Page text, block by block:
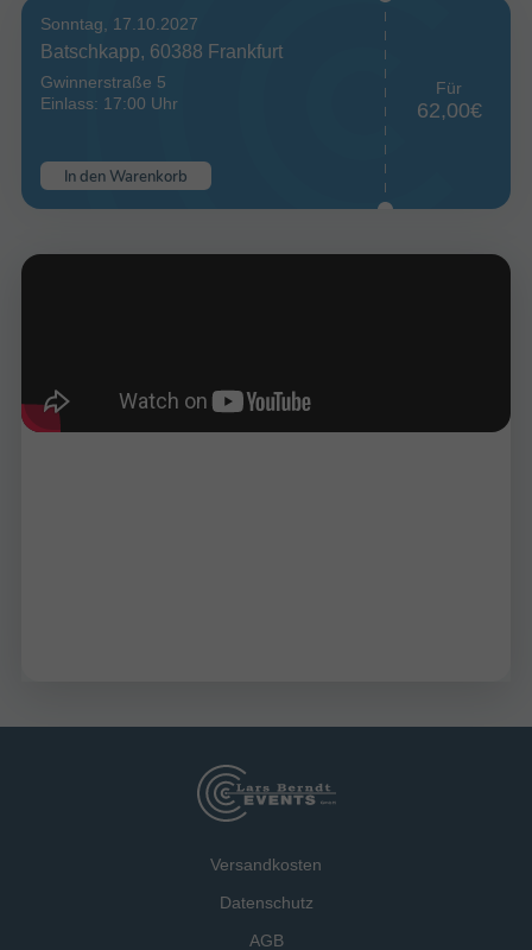
Sonntag, 17.10.2027
Batschkapp, 60388 Frankfurt
Gwinnerstraße 5
Einlass: 17:00 Uhr
In den Warenkorb
Für
62,00€
Versandkosten
Datenschutz
AGB